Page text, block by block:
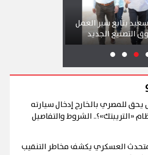
سير العمل
الجديد
للمصري بالخارج إدخال سيارته
«التريبتك»؟.. الشروط والتفاصيل
العسكري يكشف مخاطر التنقيب